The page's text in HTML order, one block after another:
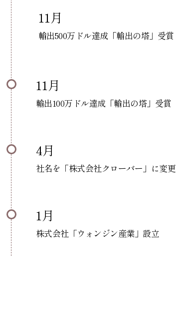
11月
輸出500万ドル達成「輸出の塔」受賞
11月
輸出100万ドル達成「輸出の塔」受賞
4月
社名を「株式会社クローバー」に変更
1月
株式会社「ウォンジン産業」設立